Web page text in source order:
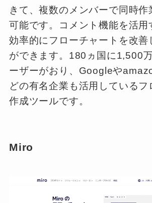
きて、複数のメンバーで同時作
可能です。コメント機能を活用
効率的にフローチャートを改善
ができます。180ヵ国に1,500
ーザーがおり、Googleや
どの有名企業も活用しているフ
作成ツールです。
Miro